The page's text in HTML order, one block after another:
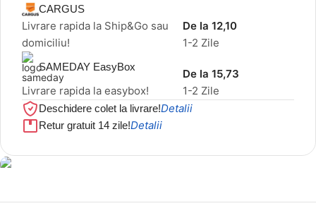
CARGUS
Livrare rapida la Ship&Go sau
domiciliu!
1-2 Zile
De la 12,10
SAMEDAY EasyBox
Livrare rapida la easybox! 1-2 Zile
De la 15,73
Deschidere colet la livrare!Detalii
Retur gratuit 14 zile!Detalii
Cel mai mic preț!